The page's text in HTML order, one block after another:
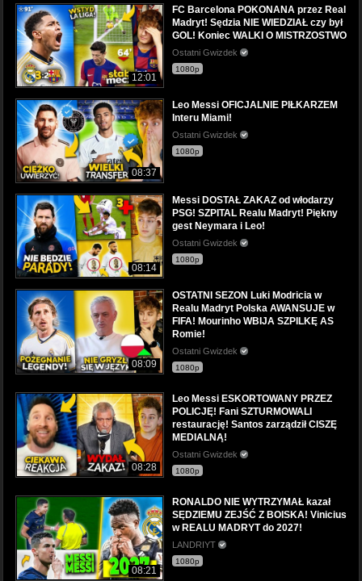
12:01
FC Barcelona POKONANA przez Real
Madryt! Sędzia NIE WIEDZIAŁ czy był
GOL! Koniec WALKI O MISTRZOSTWO
Ostatni Gwizdek
1080p
08:37
Leo Messi OFICJALNIE PIŁKARZEM
Interu Miami!
Ostatni Gwizdek
1080p
08:14
Messi DOSTAŁ ZAKAZ od włodarzy
PSG! SZPITAL Realu Madryt! Piękny
gest Neymara i Leo!
Ostatni Gwizdek
1080p
08:09
OSTATNI SEZON Luki Modricia w
Realu Madryt Polska AWANSUJE w
FIFA! Mourinho WBIJA SZPILKĘ AS
Romie!
Ostatni Gwizdek
1080p
08:28
Leo Messi ESKORTOWANY PRZEZ
POLICJĘ! Fani SZTURMOWALI
restaurację! Santos zarządził CISZĘ
MEDIALNĄ!
Ostatni Gwizdek
1080p
08:21
RONALDO NIE WYTRZYMAŁ kazał
SĘDZIEMU ZEJŚĆ Z BOISKA! Vinicius
w REALU MADRYT do 2027!
LANDRIYT
1080p